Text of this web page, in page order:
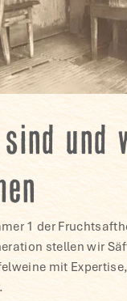
und
1 der
stellen wir
mit